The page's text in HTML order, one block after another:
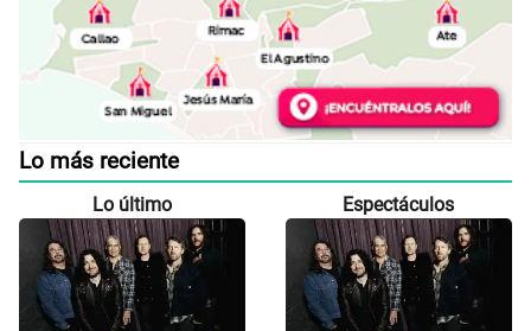
Lo más reciente
Lo último Espectáculos